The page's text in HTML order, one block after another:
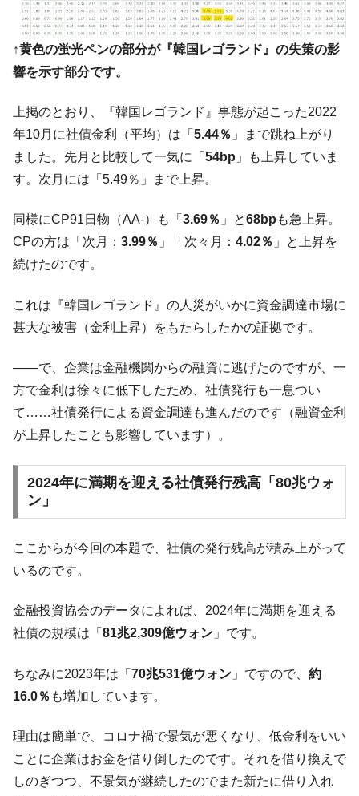
『Money1』
韓国製造業「半導体絶好調」のウラで他業
種は全般的「不調」⇒ PSIが示す現況は決して良くない。
『Money1』
ン』1人当たり賠償10万ウォンを認定 ⇒ 総額3兆7,000億
『Money1』 韓国で猛暑。南東部では干ばつ
『Money1』
韓国型イージス搭載の次世代駆逐艦
「KDDX」1番艦、2032年竣工と公示
『Money1』
【対日本円】ウォン安が急進！ 日米の協調
『Money1』
韓国政府『BYD』車への補助金を全廃 ⇒ 実
は韓国で『BYD』車は売れている。6カ月で対前年同期比
1.9倍！
く空港に詰めかけ「出て行け！」「極右勢力」のプラカー
ドを掲げる「在韓反米勢力」
ータセンター整備」⇒ だから無理だってば。
『Money1』
JPモルガン「韓国レバレッジETFの清算は
ほぼ終わった」
『Money1』
韓国『国民年金公団』株価暴落で200兆蒸
『Money1』
韓国政府「ニセＫ-ブランドを通報しようキ
ャンペーン」⇒ あの名物教授も登場！
『Money1』
韓国「橋が落ちました」⇒ 耐久性「なさす
ぎ」では。
『Money1』
『Money1』
米国下院「韓国の公務員個人をターゲット
にぶん殴る法案」提出！⇒ クーパン問題は合衆国企業に対
『Money1』
韓国ボンクラ政策室長･金容範、株価暴落に
他人事のような発言。
業績「史上最高益」当期純利益は前年同期比13.4倍に。
『Money1』
韓国･加徳島新国際空港「またも暗礁」の危
機 ⇒ 10.7兆では損が出るからできない。
↑黄色の蛍光ペンの部分が『韓国レゴランド』の失策の影
響を示す部分です。
上掲のとおり、『韓国レゴランド』事態が起こった2022
年10月に社債金利（平均）は「 5.44％ 」まで跳ね上がり
ました。先月と比較して一気に「 54bp 」も上昇していま
す。次月には「5.49％」まで上昇。
同様にCP91日物（AA-）も「 3.69％ 」と68bp も急上昇。
CPの方は「次月： 3.99％ 」「次々月： 4.02％ 」と上昇を
続けたのです。
これは『韓国レゴランド』の人災がいかに資金調達市場に
甚大な被害（金利上昇）をもたらしたかの証拠です。
――で、企業は金融機関からの融資に逃げたのですが、一
方で金利は徐々に低下したため、社債発行も一息つい
て……社債発行による資金調達も進んだのです（融資金利
が上昇したことも影響しています）。
2024年に満期を迎える社債発行残高「80兆ウォ
ン」
ここからが今回の本題で、社債の発行残高が積み上がって
いるのです。
金融投資協会のデータによれば、2024年に満期を迎える
社債の規模は「 81兆2,309億ウォン 」です。
ちなみに2023年は「 70兆531億ウォン 」ですので、 約
16.0％ も増加しています。
理由は簡単で、コロナ禍で景気が悪くなり、低金利をいい
ことに企業はお金を借り倒したのです。それを借り換えで
しのぎつつ、不景気が継続したのでまた新たに借り入れ